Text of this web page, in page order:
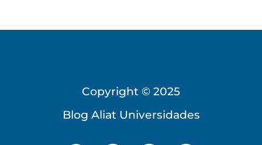
Copyright © 2025
Blog Aliat Universidades